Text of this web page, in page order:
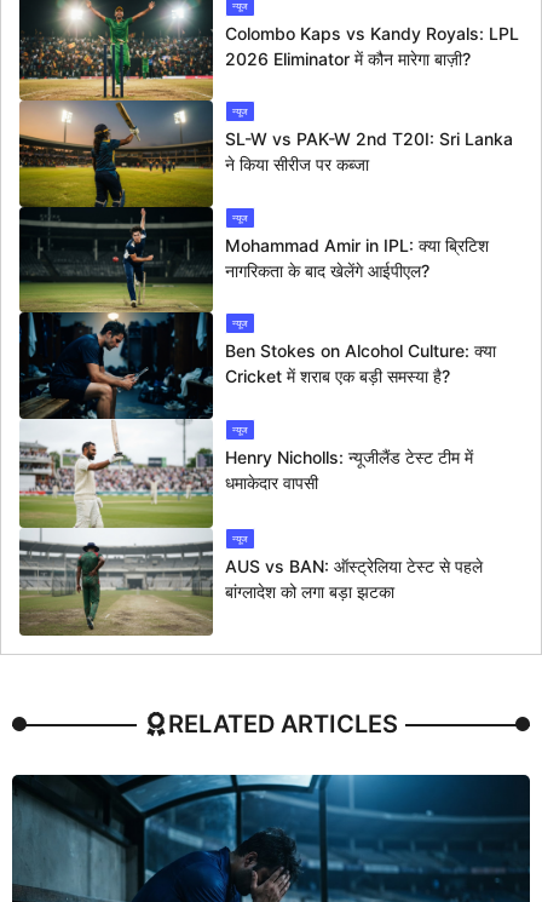
न्यूज
Colombo Kaps vs Kandy Royals: LPL
2026 Eliminator में कौन मारेगा बाज़ी?
न्यूज
SL-W vs PAK-W 2nd T20I: Sri Lanka
ने किया सीरीज पर कब्जा
न्यूज
Mohammad Amir in IPL: क्या ब्रिटिश
नागरिकता के बाद खेलेंगे आईपीएल?
न्यूज
Ben Stokes on Alcohol Culture: क्या
Cricket में शराब एक बड़ी समस्या है?
न्यूज
Henry Nicholls: न्यूजीलैंड टेस्ट टीम में
धमाकेदार वापसी
न्यूज
AUS vs BAN: ऑस्ट्रेलिया टेस्ट से पहले
बांग्लादेश को लगा बड़ा झटका
RELATED ARTICLES